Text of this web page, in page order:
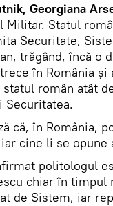
Georgiana
Militar. Statul
Securitate,
trăgând, încă o
în România şi
român atât
Securitatea.
că, în România,
cine li se opune
politologul
chiar în
de Sistem, iar